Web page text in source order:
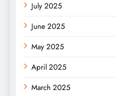
July 2025
June 2025
May 2025
April 2025
March 2025